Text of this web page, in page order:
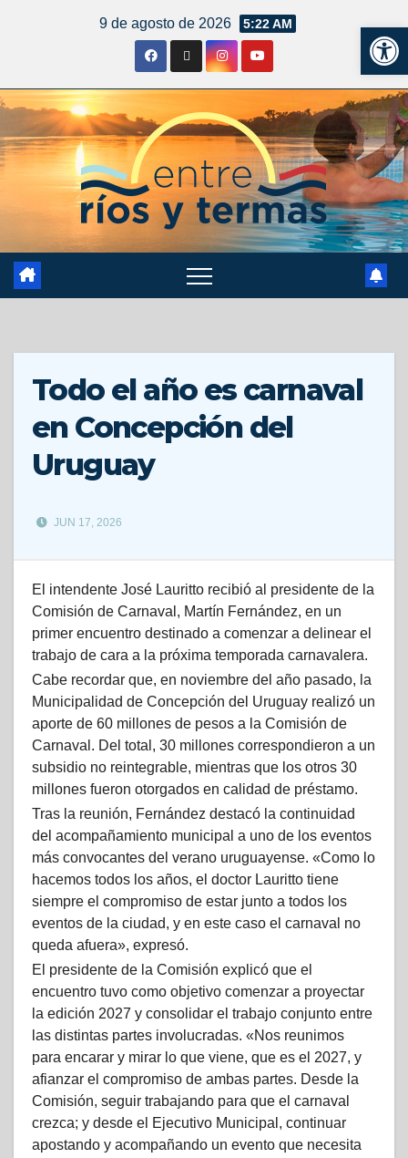
9 de agosto de 2026 5:22 AM
Todo el año es carnaval
en Concepción del
Uruguay
JUN 17, 2026
El intendente José Lauritto recibió al presidente de la
Comisión de Carnaval, Martín Fernández, en un
primer encuentro destinado a comenzar a delinear el
trabajo de cara a la próxima temporada carnavalera.
Cabe recordar que, en noviembre del año pasado, la
Municipalidad de Concepción del Uruguay realizó un
aporte de 60 millones de pesos a la Comisión de
Carnaval. Del total, 30 millones correspondieron a un
subsidio no reintegrable, mientras que los otros 30
millones fueron otorgados en calidad de préstamo.
Tras la reunión, Fernández destacó la continuidad
del acompañamiento municipal a uno de los eventos
más convocantes del verano uruguayense. «Como lo
hacemos todos los años, el doctor Lauritto tiene
siempre el compromiso de estar junto a todos los
eventos de la ciudad, y en este caso el carnaval no
queda afuera», expresó.
El presidente de la Comisión explicó que el
encuentro tuvo como objetivo comenzar a proyectar
la edición 2027 y consolidar el trabajo conjunto entre
las distintas partes involucradas. «Nos reunimos
para encarar y mirar lo que viene, que es el 2027, y
afianzar el compromiso de ambas partes. Desde la
Comisión, seguir trabajando para que el carnaval
crezca; y desde el Ejecutivo Municipal, continuar
apostando y acompañando un evento que necesita